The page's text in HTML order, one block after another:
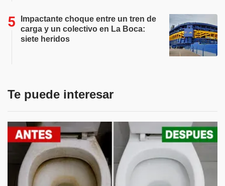
Impactante choque entre un tren de
carga y un colectivo en La Boca:
siete heridos
Te puede interesar